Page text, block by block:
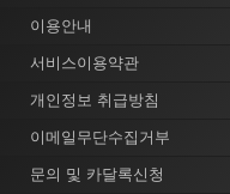
이용안내
서비스이용약관
개인정보 취급방침
이메일무단수집거부
문의 및 카달록신청